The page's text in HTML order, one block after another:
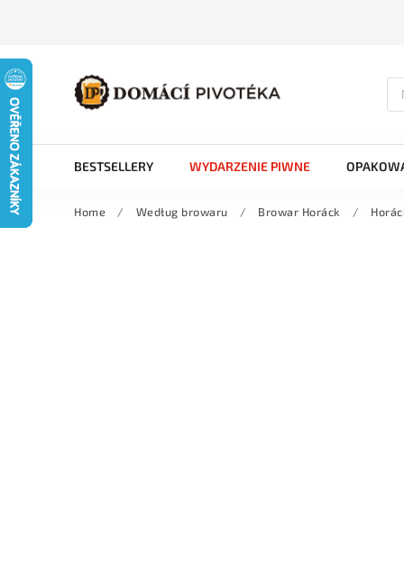
BESTSELLERY WYDARZENIE PIWNE
Home / Według browaru / Browar Horáck /